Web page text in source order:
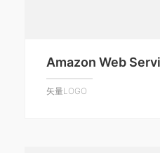
Amazon Web
矢量LOGO